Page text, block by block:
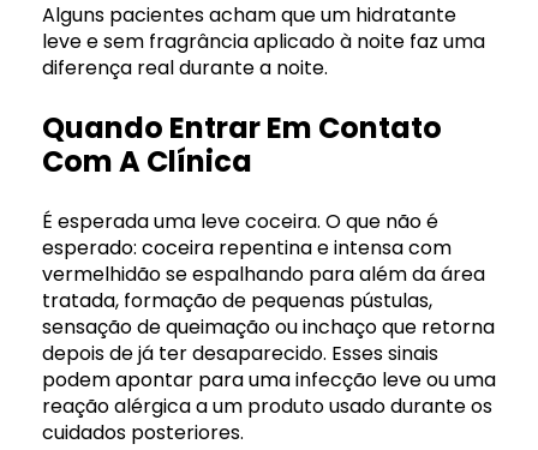
Alguns pacientes acham que um hidratante
leve e sem fragrância aplicado à noite faz uma
diferença real durante a noite.
Quando Entrar Em Contato
Com A Clínica
É esperada uma leve coceira. O que não é
esperado: coceira repentina e intensa com
vermelhidão se espalhando para além da área
tratada, formação de pequenas pústulas,
sensação de queimação ou inchaço que retorna
depois de já ter desaparecido. Esses sinais
podem apontar para uma infecção leve ou uma
reação alérgica a um produto usado durante os
cuidados posteriores.